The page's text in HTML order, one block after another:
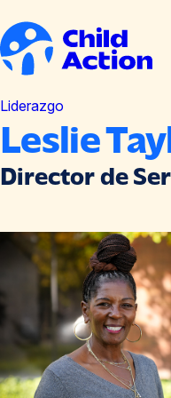
Leslie
Liderazgo
Director de